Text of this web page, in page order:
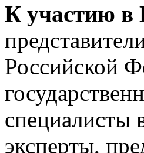
К участию в
Российской
специалисты
эксперты,